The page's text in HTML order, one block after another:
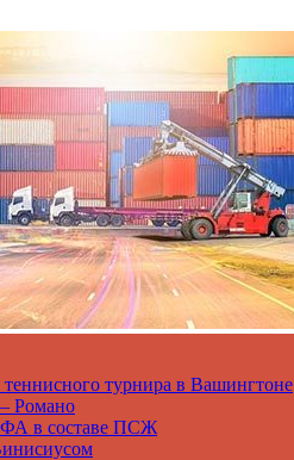
турнира в Вашингтоне
Романо
в составе ПСЖ